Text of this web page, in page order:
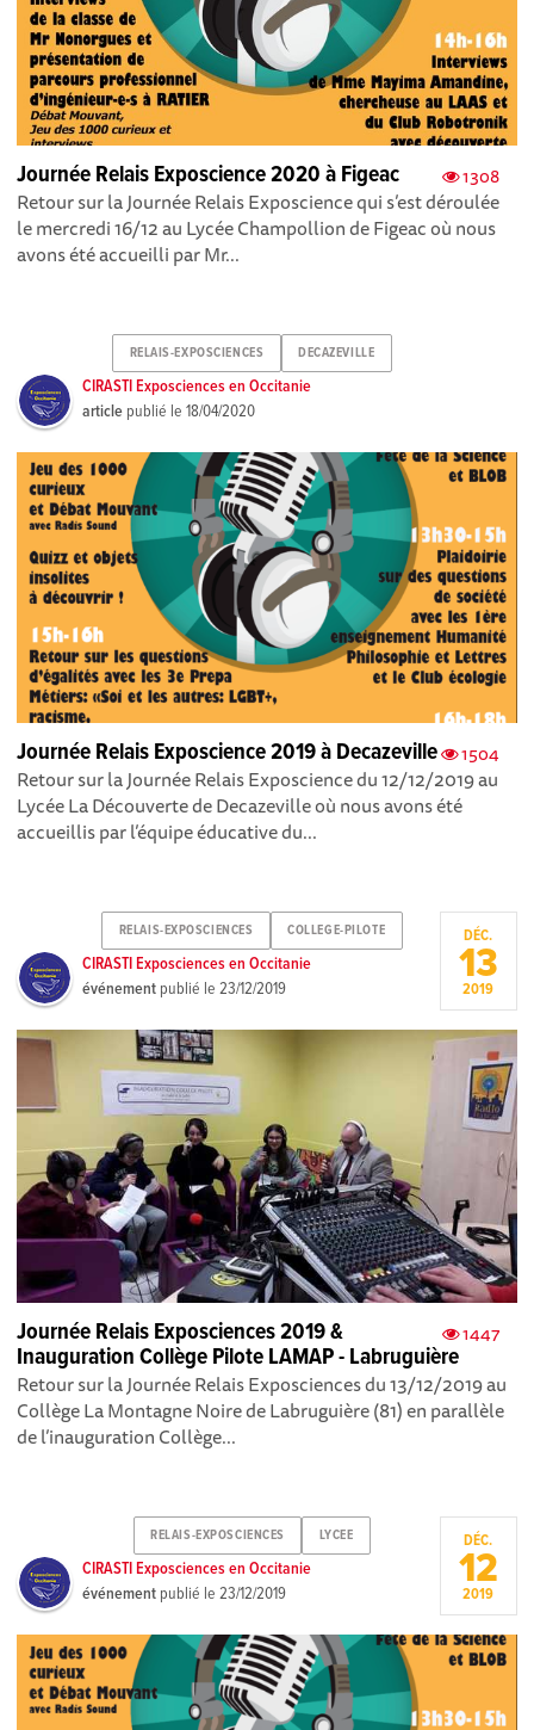
1308
Journée Relais Exposcience 2020 à Figeac
Retour sur la Journée Relais Exposcience qui s’est déroulée
le mercredi 16/12 au Lycée Champollion de Figeac où nous
avons été accueilli par Mr...
RELAIS-EXPOSCIENCES DECAZEVILLE
CIRASTI Exposciences en Occitanie
article publié le18/04/2020
1504
Journée Relais Exposcience 2019 à Decazeville
Retour sur la Journée Relais Exposcience du 12/12/2019 au
Lycée La Découverte de Decazeville où nous avons été
accueillis par l’équipe éducative du...
RELAIS-EXPOSCIENCES COLLEGE-PILOTE
CIRASTI Exposciences en Occitanie
événement publié le23/12/2019
DÉC.
13
2019
1447
Journée Relais Exposciences 2019 &
Inauguration Collège Pilote LAMAP - Labruguière
Retour sur la Journée Relais Exposciences du 13/12/2019 au
Collège La Montagne Noire de Labruguière (81) en parallèle
de l’inauguration Collège...
RELAIS-EXPOSCIENCES LYCEE
CIRASTI Exposciences en Occitanie
événement publié le23/12/2019
DÉC.
12
2019